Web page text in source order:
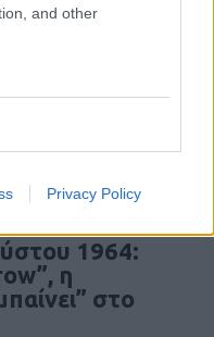
and other
Privacy Policy
Αμερική –
1964:
η
στο